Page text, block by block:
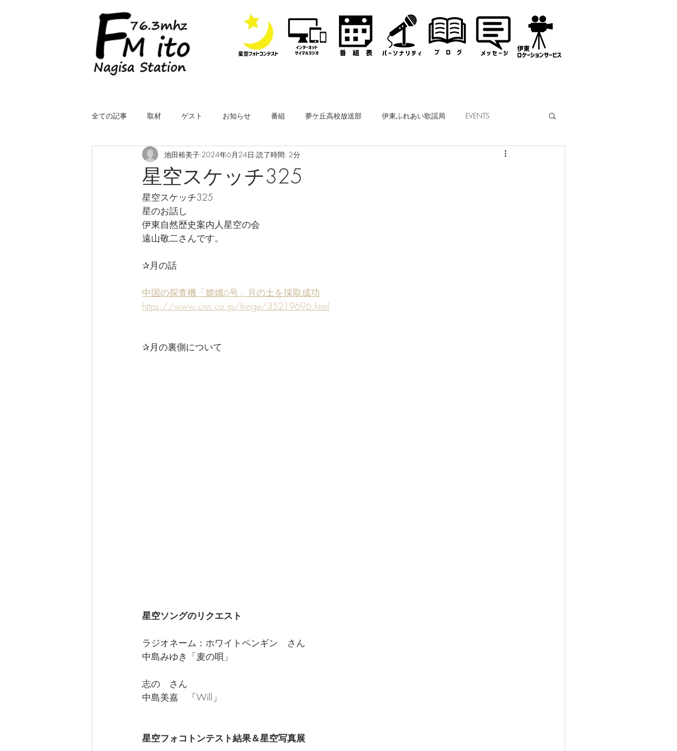
全ての記事 取材 ゲスト お知らせ 番組 夢ケ丘高校放送部 伊東ふれあい歌謡局 EVENTS
LIVE（中継） 星空スケッチ なぎさ・フリースタイルレディオ
ROYALcomfort Life is one time
なぎさ達ちゃんカフェ
星空スケッチ325
池田裕美子 2024年6月24日 読了時間: 2分
星空スケッチ325
星のお話し
伊東自然歴史案内人星空の会
遠山敬二さんです。
✰月の話
中国の探査機「嫦娥6号」月の土を採取成功
https://www.cnn.co.jp/fringe/35219696.html
✰月の裏側について
星空ソングのリクエスト
ラジオネーム：ホワイトペンギン　さん
中島みゆき「麦の唄」
志の　さん
中島美嘉　「Will」
星空フォコトンテスト結果＆星空写真展